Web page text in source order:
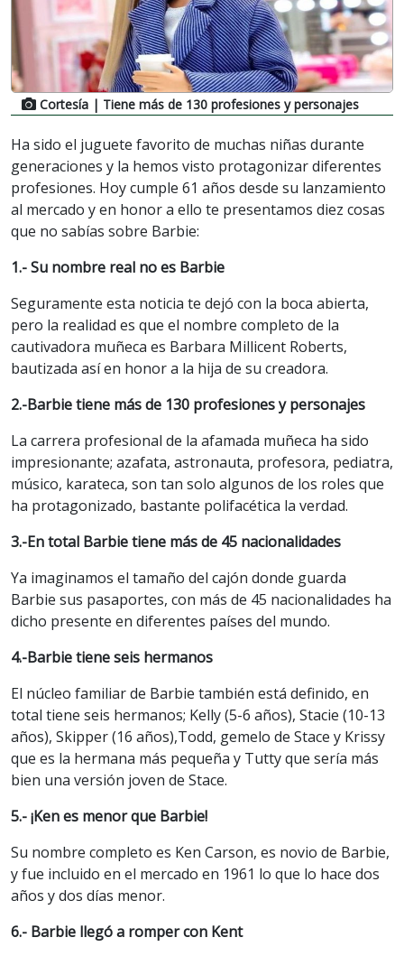
Cortesía | Tiene más de 130 profesiones y personajes
Ha sido el juguete favorito de muchas niñas durante
generaciones y la hemos visto protagonizar diferentes
profesiones. Hoy cumple 61 años desde su lanzamiento
al mercado y en honor a ello te presentamos diez cosas
que no sabías sobre Barbie:
1.- Su nombre real no es Barbie
Seguramente esta noticia te dejó con la boca abierta,
pero la realidad es que el nombre completo de la
cautivadora muñeca es Barbara Millicent Roberts,
bautizada así en honor a la hija de su creadora.
2.-Barbie tiene más de 130 profesiones y personajes
La carrera profesional de la afamada muñeca ha sido
impresionante; azafata, astronauta, profesora, pediatra,
músico, karateca, son tan solo algunos de los roles que
ha protagonizado, bastante polifacética la verdad.
3.-En total Barbie tiene más de 45 nacionalidades
Ya imaginamos el tamaño del cajón donde guarda
Barbie sus pasaportes, con más de 45 nacionalidades ha
dicho presente en diferentes países del mundo.
4.-Barbie tiene seis hermanos
El núcleo familiar de Barbie también está definido, en
total tiene seis hermanos; Kelly (5-6 años), Stacie (10-13
años), Skipper (16 años),Todd, gemelo de Stace y Krissy
que es la hermana más pequeña y Tutty que sería más
bien una versión joven de Stace.
5.- ¡Ken es menor que Barbie!
Su nombre completo es Ken Carson, es novio de Barbie,
y fue incluido en el mercado en 1961 lo que lo hace dos
años y dos días menor.
6.- Barbie llegó a romper con Kent